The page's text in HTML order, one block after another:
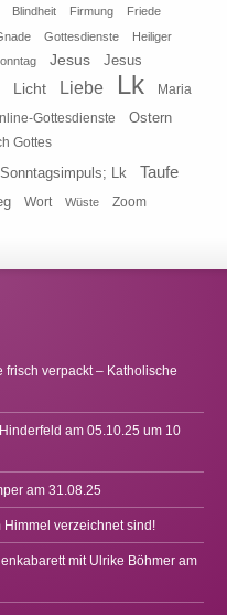
Blindheit Firmung
Friede
Gottesdienste
Heiliger
Jesus
Jesus
Licht Liebe Lk Maria
Gottesdienste Ostern
Gottes
Sonntagsimpuls; Lk Taufe
Wort Wüste Zoom
frisch verpackt – Katholische
am 05.10.25 um 10
am 31.08.25
Himmel verzeichnet sind!
mit Ulrike Böhmer am